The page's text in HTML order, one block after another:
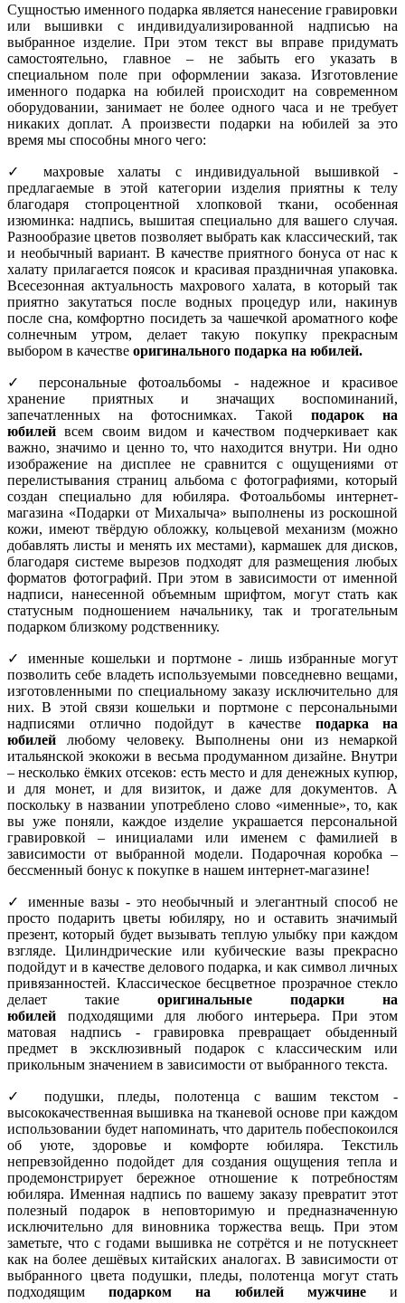
Сущностью именного подарка является нанесение гравировки
или вышивки с индивидуализированной надписью на
выбранное изделие. При этом текст вы вправе придумать
самостоятельно, главное – не забыть его указать в
специальном поле при оформлении заказа. Изготовление
именного подарка на юбилей происходит на современном
оборудовании, занимает не более одного часа и не требует
никаких доплат. А произвести подарки на юбилей за это
время мы способны много чего:
✓ махровые халаты с индивидуальной вышивкой -
предлагаемые в этой категории изделия приятны к телу
благодаря стопроцентной хлопковой ткани, особенная
изюминка: надпись, вышитая специально для вашего случая.
Разнообразие цветов позволяет выбрать как классический, так
и необычный вариант. В качестве приятного бонуса от нас к
халату прилагается поясок и красивая праздничная упаковка.
Всесезонная актуальность махрового халата, в который так
приятно закутаться после водных процедур или, накинув
после сна, комфортно посидеть за чашечкой ароматного кофе
солнечным утром, делает такую покупку прекрасным
выбором в качестве оригинального подарка на юбилей.
✓ персональные фотоальбомы - надежное и красивое
хранение приятных и значащих воспоминаний,
запечатленных на фотоснимках. Такой подарок на
юбилей всем своим видом и качеством подчеркивает как
важно, значимо и ценно то, что находится внутри. Ни одно
изображение на дисплее не сравнится с ощущениями от
перелистывания страниц альбома с фотографиями, который
создан специально для юбиляра. Фотоальбомы интернет-
магазина «Подарки от Михалыча» выполнены из роскошной
кожи, имеют твёрдую обложку, кольцевой механизм (можно
добавлять листы и менять их местами), кармашек для дисков,
благодаря системе вырезов подходят для размещения любых
форматов фотографий. При этом в зависимости от именной
надписи, нанесенной объемным шрифтом, могут стать как
статусным подношением начальнику, так и трогательным
подарком близкому родственнику.
✓ именные кошельки и портмоне - лишь избранные могут
позволить себе владеть используемыми повседневно вещами,
изготовленными по специальному заказу исключительно для
них. В этой связи кошельки и портмоне с персональными
надписями отлично подойдут в качестве подарка на
юбилей любому человеку. Выполнены они из немаркой
итальянской экокожи в весьма продуманном дизайне. Внутри
– несколько ёмких отсеков: есть место и для денежных купюр,
и для монет, и для визиток, и даже для документов. А
поскольку в названии употреблено слово «именные», то, как
вы уже поняли, каждое изделие украшается персональной
гравировкой – инициалами или именем с фамилией в
зависимости от выбранной модели. Подарочная коробка –
бессменный бонус к покупке в нашем интернет-магазине!
✓ именные вазы - это необычный и элегантный способ не
просто подарить цветы юбиляру, но и оставить значимый
презент, который будет вызывать теплую улыбку при каждом
взгляде. Цилиндрические или кубические вазы прекрасно
подойдут и в качестве делового подарка, и как символ личных
привязанностей. Классическое бесцветное прозрачное стекло
делает такие оригинальные подарки на
юбилей подходящими для любого интерьера. При этом
матовая надпись - гравировка превращает обыденный
предмет в эксклюзивный подарок с классическим или
прикольным значением в зависимости от выбранного текста.
✓ подушки, пледы, полотенца с вашим текстом -
высококачественная вышивка на тканевой основе при каждом
использовании будет напоминать, что даритель побеспокоился
об уюте, здоровье и комфорте юбиляра. Текстиль
непревзойденно подойдет для создания ощущения тепла и
продемонстрирует бережное отношение к потребностям
юбиляра. Именная надпись по вашему заказу превратит этот
полезный подарок в неповторимую и предназначенную
исключительно для виновника торжества вещь. При этом
заметьте, что с годами вышивка не сотрётся и не потускнеет
как на более дешёвых китайских аналогах. В зависимости от
выбранного цвета подушки, пледы, полотенца могут стать
подходящимподарком на юбилей мужчинеи